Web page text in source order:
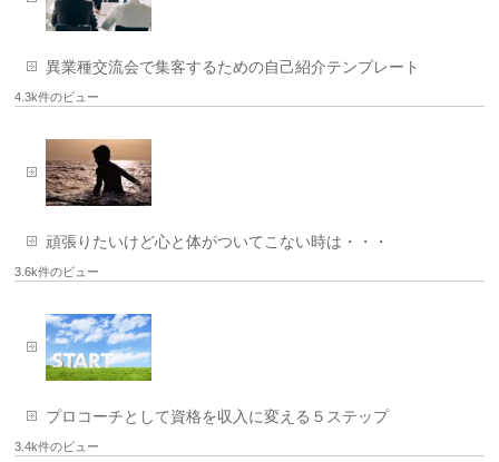
異業種交流会で集客するための自己紹介テンプレート
4.3k件のビュー
頑張りたいけど心と体がついてこない時は・・・
3.6k件のビュー
プロコーチとして資格を収入に変える５ステップ
3.4k件のビュー